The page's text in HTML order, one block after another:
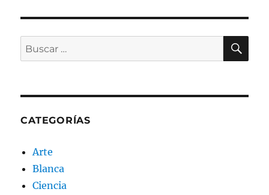
Buscar
por:
CATEGORÍAS
Arte
Blanca
Ciencia